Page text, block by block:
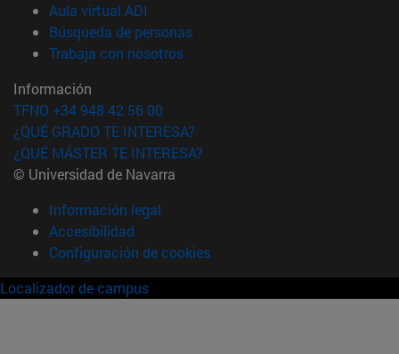
Aula virtual ADI
Búsqueda de personas(abre en nueva ventana)
Trabaja con nosotros(abre en nueva ventana)
Información
TFNO +34 948 42 56 00
¿QUÉ GRADO TE INTERESA?
¿QUÉ MÁSTER TE INTERESA?
© Universidad de Navarra
Información legal
Accesibilidad
Configuración de cookies
Localizador de campus